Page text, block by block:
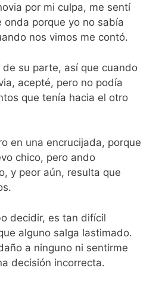
por mi culpa, me sentí
onda porque yo no sabía
nos vimos me contó.
su parte, así que cuando
acepté, pero no podía
que tenía hacia el otro
en una encrucijada, porque
chico, pero ando
y peor aún, resulta que
decidir, es tan difícil
alguno salga lastimado.
a ninguno ni sentirme
decisión incorrecta.